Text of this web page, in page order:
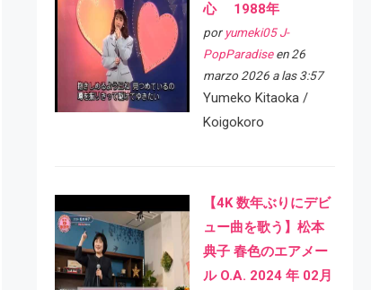
心 1988年
por yumeki05 J-
PopParadiseen 26
marzo 2026 a las 3:57
Yumeko Kitaoka /
Koigokoro
【4K 数年ぶりにデビ
ュー曲を歌う】松本
典子 春色のエアメー
ル O.A. 2024 年 02月